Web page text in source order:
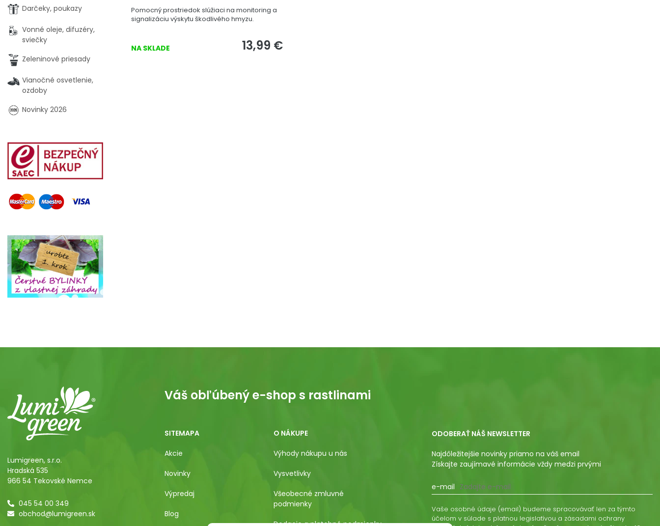
Pomocný prostriedok slúžiaci na monitoring a
signalizáciu výskytu škodlivého hmyzu.
NA SKLADE 13,99 €
Darčeky, poukazy
Vonné oleje, difuzéry,
sviečky
Zeleninové priesady
Vianočné osvetlenie,
ozdoby
Novinky 2026
Lumigreen, s.r.o.
Hradská 535
966 54 Tekovské Nemce
045 54 00 349
obchod@lumigreen.sk
Váš obľúbený e-shop s rastlinami
SITEMAPA
Akcie
Novinky
Výpredaj
Blog
O NÁKUPE
Výhody nákupu u nás
Vysvetlivky
Všeobecné zmluvné
podmienky
ODOBERAŤ NÁŠ NEWSLETTER
Najdôležitejšie novinky priamo na váš email
Získajte zaujímavé informácie vždy medzi prvými
e-mail
Vaše osobné údaje (email) budeme spracovávať len za týmto
účelom v súlade s platnou legislatívou a zásadami ochrany